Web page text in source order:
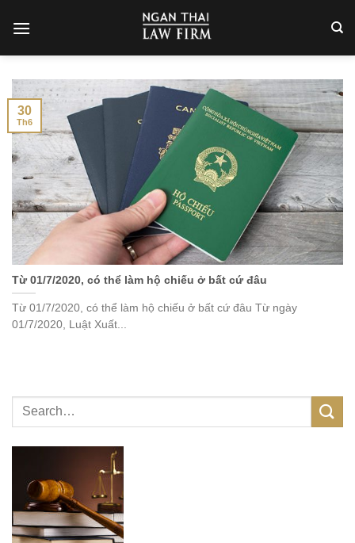
Từ 01/7/2020, có thể làm hộ chiếu ở bất cứ đâu
Từ 01/7/2020, có thể làm hộ chiếu ở bất cứ đâu Từ ngày
01/7/2020, Luật Xuất...
30
Th6